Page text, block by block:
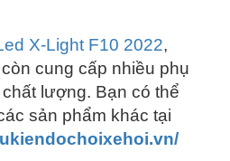
X-Light F10 2022,
cung cấp nhiều phụ
lượng. Bạn có thể
sản phẩm khác tại